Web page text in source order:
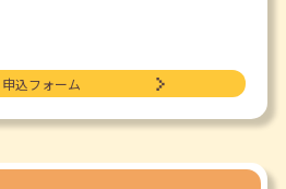
申込フォーム